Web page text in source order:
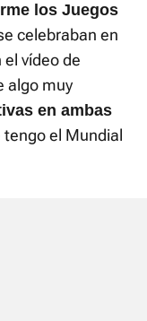
los Juegos
celebraban en
vídeo de
algo muy
en ambas
tengo el Mundial